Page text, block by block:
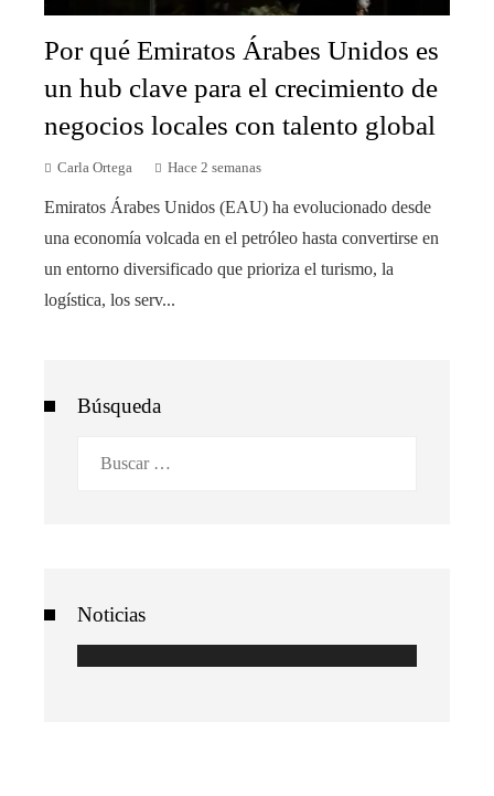
Por qué Emiratos Árabes Unidos es
un hub clave para el crecimiento de
negocios locales con talento global
Carla Ortega Hace 2 semanas
Emiratos Árabes Unidos (EAU) ha evolucionado desde
una economía volcada en el petróleo hasta convertirse en
un entorno diversificado que prioriza el turismo, la
logística, los serv...
Búsqueda
Noticias